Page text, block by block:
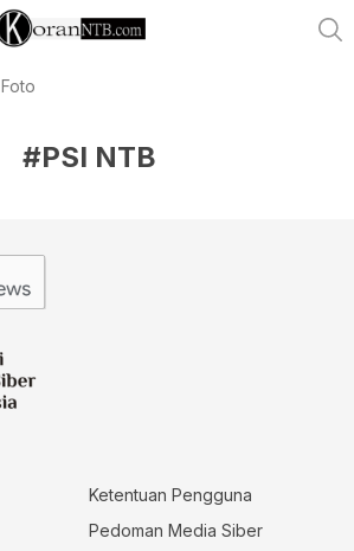
Foto
#PSI NTB
Ketentuan Pengguna
Pedoman Media Siber